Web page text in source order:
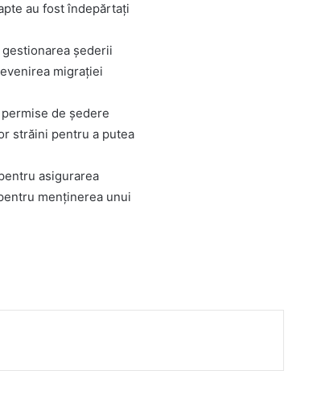
au fost îndepărtați
șederii
migrației
de ședere
străini pentru a putea
asigurarea
menținerea unui